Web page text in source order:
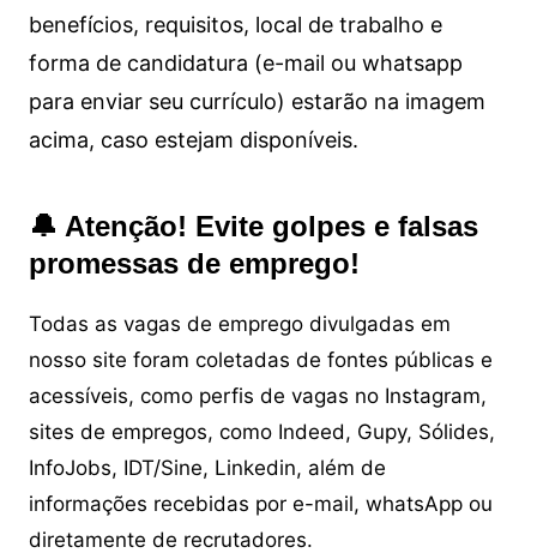
benefícios, requisitos, local de trabalho e
forma de candidatura (e-mail ou whatsapp
para enviar seu currículo) estarão na imagem
acima, caso estejam disponíveis.
🔔 Atenção! Evite golpes e falsas
promessas de emprego!
Todas as vagas de emprego divulgadas em
nosso site foram coletadas de fontes públicas e
acessíveis, como perfis de vagas no Instagram,
sites de empregos, como Indeed, Gupy, Sólides,
InfoJobs, IDT/Sine, Linkedin, além de
informações recebidas por e-mail, whatsApp ou
diretamente de recrutadores.